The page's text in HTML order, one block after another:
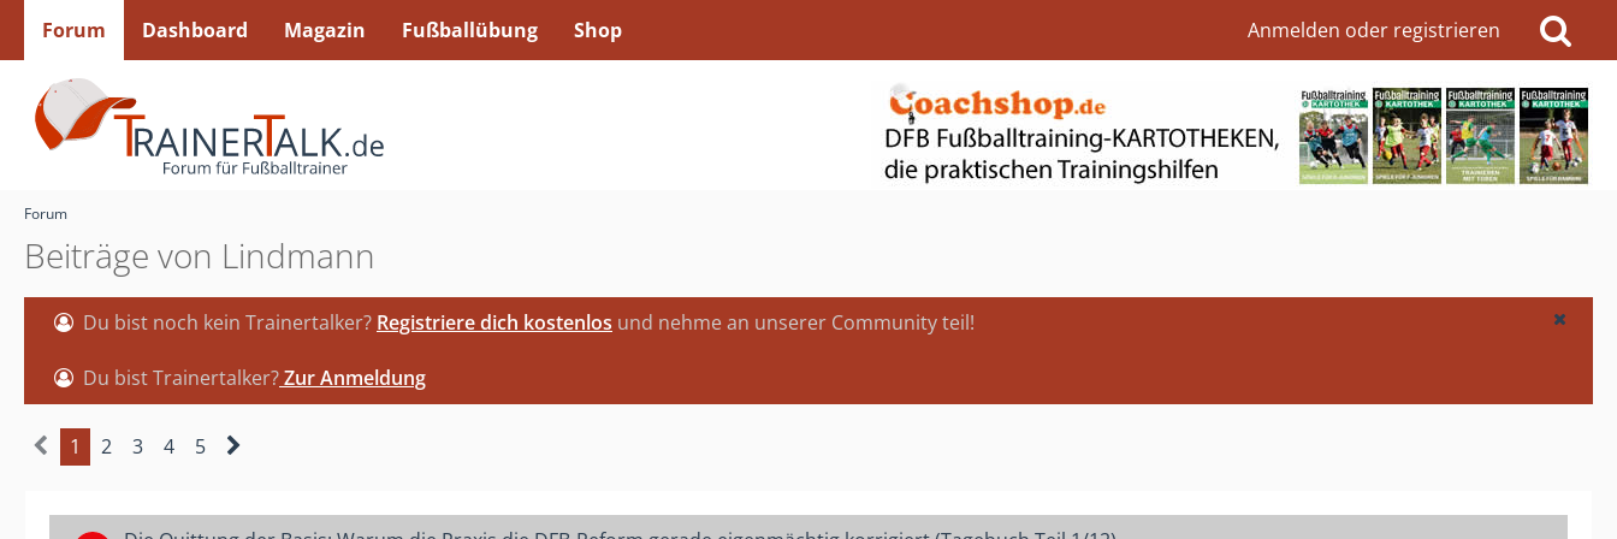
Forum Dashboard Magazin Fußballübung Shop Anmelden oder registrieren
Forum
Beiträge von Lindmann
Du bist noch kein Trainertalker? Registriere dich kostenlos und nehme an unserer Community teil!
Du bist Trainertalker?Zur Anmeldung
1 2 3 4 5